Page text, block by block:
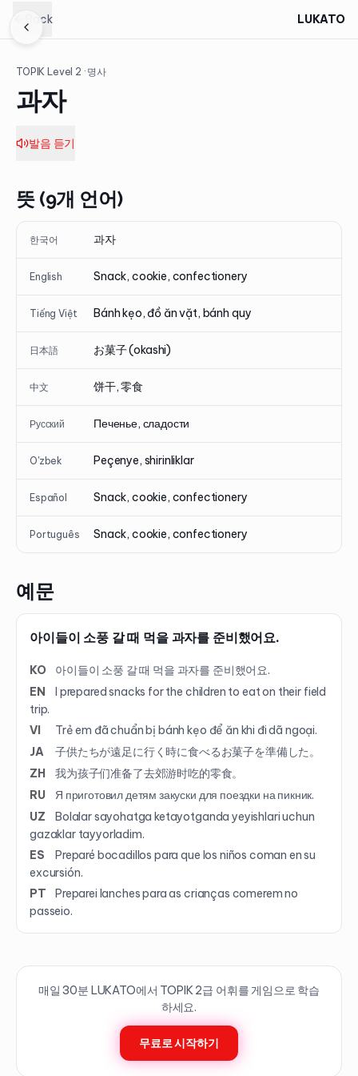
Back LUKATO
TOPIK Level 2 · 명사
과자
발음 듣기
뜻 (9개 언어)
한국어 과자
English Snack, cookie, confectionery
Tiếng Việt Bánh kẹo, đồ ăn vặt, bánh quy
日本語 お菓子 (okashi)
中文 饼干, 零食
Русский Печенье, сладости
O'zbek Peçenye, shirinliklar
Español Snack, cookie, confectionery
Português Snack, cookie, confectionery
예문
아이들이 소풍 갈 때 먹을 과자를 준비했어요.
KO
아이들이 소풍 갈 때 먹을 과자를 준비했어요.
EN
I prepared snacks for the children to eat on their field
trip.
VI
Trẻ em đã chuẩn bị bánh kẹo để ăn khi đi dã ngoại.
JA
子供たちが遠足に行く時に食べるお菓子を準備した。
ZH
我为孩子们准备了去郊游时吃的零食。
RU
Я приготовил детям закуски для поездки на пикник.
UZ
Bolalar sayohatga ketayotganda yeyishlari uchun
gazaklar tayyorladim.
ES
Preparé bocadillos para que los niños coman en su
excursión.
PT
Preparei lanches para as crianças comerem no
passeio.
매일 30분 LUKATO에서 TOPIK2급 어휘를 게임으로 학습
하세요.
무료로 시작하기